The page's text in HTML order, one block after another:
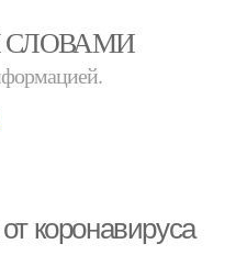
СЛОВАМИ
коронавируса